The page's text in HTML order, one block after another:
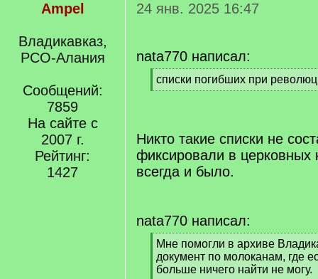
Ampel
Владикавказ,
РСО-Алания
Сообщений:
7859
На сайте с
2007 г.
Рейтинг:
1427
24 янв. 2025 16:47
nata770 написал:
[
q
списки погибших при
[
Никто такие списки не
фиксировали в церковных
всегда и было.
nata770 написал:
[
q
]
Мне помогли в архиве
документ по молоканам, где
больше ничего найти не могу.